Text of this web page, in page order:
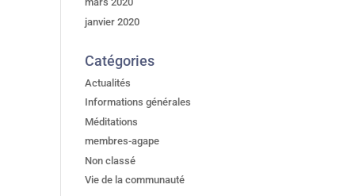
janvier 2020
Catégories
Actualités
Informations générales
Méditations
membres-agape
Non classé
Vie de la communauté